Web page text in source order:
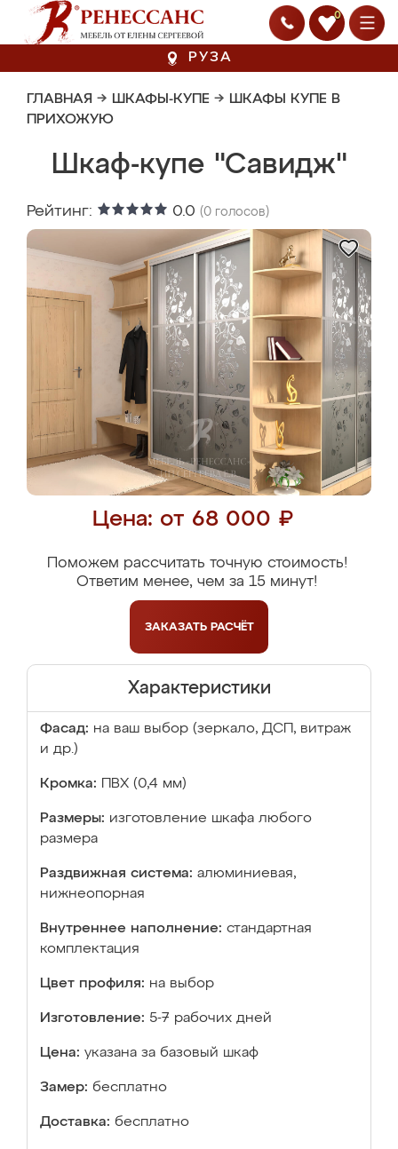
0
РУЗА
ГЛАВНАЯ → ШКАФЫ-КУПЕ → ШКАФЫ КУПЕ В
ПРИХОЖУЮ
Шкаф-купе "Савидж"
Рейтинг: 0.0 (0 голосов)
Цена: от 68 000 ₽
Поможем рассчитать точную стоимость!
Ответим менее, чем за 15 минут!
ЗАКАЗАТЬ РАСЧЁТ
Характеристики
Фасад: на ваш выбор (зеркало, ДСП, витраж
и др.)
Кромка: ПВХ (0,4 мм)
Размеры: изготовление шкафа любого
размера
Раздвижная система: алюминиевая,
нижнеопорная
Внутреннее наполнение: стандартная
комплектация
Цвет профиля: на выбор
Изготовление: 5-7 рабочих дней
Цена: указана за базовый шкаф
Замер: бесплатно
Доставка: бесплатно